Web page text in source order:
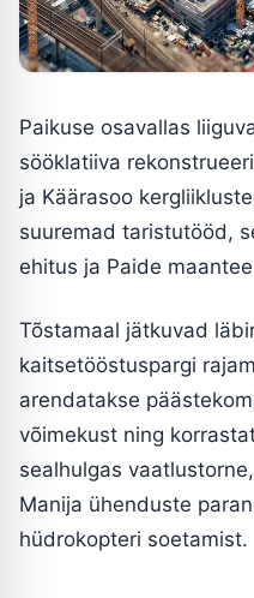
Paikuse osavallas
sööklatiiva
ja Käärasoo
suuremad taristutööd,
ehitus ja Paide
Tõstamaal jätkuvad
kaitsetööstuspargi
arendatakse
võimekust ning
sealhulgas
Manija ühenduste
hüdrokopteri soetamist.